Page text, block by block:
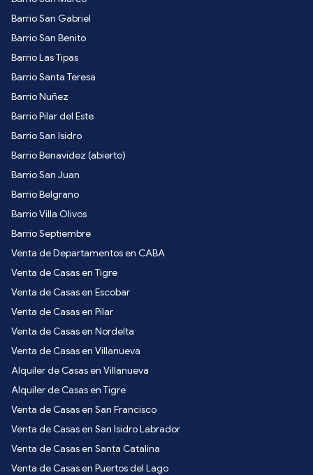
Barrio San Gabriel
Barrio San Benito
Barrio Las Tipas
Barrio Santa Teresa
Barrio Nuñez
Barrio Pilar del Este
Barrio San Isidro
Barrio Benavidez (abierto)
Barrio San Juan
Barrio Belgrano
Barrio Villa Olivos
Barrio Septiembre
Venta de Departamentos en CABA
Venta de Casas en Tigre
Venta de Casas en Escobar
Venta de Casas en Pilar
Venta de Casas en Nordelta
Venta de Casas en Villanueva
Alquiler de Casas en Villanueva
Alquiler de Casas en Tigre
Venta de Casas en San Francisco
Venta de Casas en San Isidro Labrador
Venta de Casas en Santa Catalina
Venta de Casas en Puertos del Lago